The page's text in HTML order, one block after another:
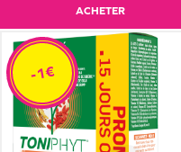
ACHETER
-1€